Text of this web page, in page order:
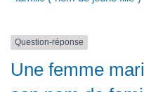
Question-réponse
Une femme